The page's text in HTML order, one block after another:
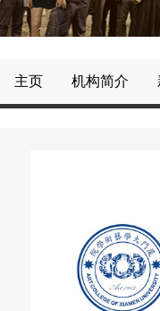
主页 机构简介